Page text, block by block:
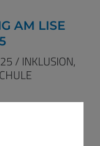
AM LISE
/ INKLUSION,